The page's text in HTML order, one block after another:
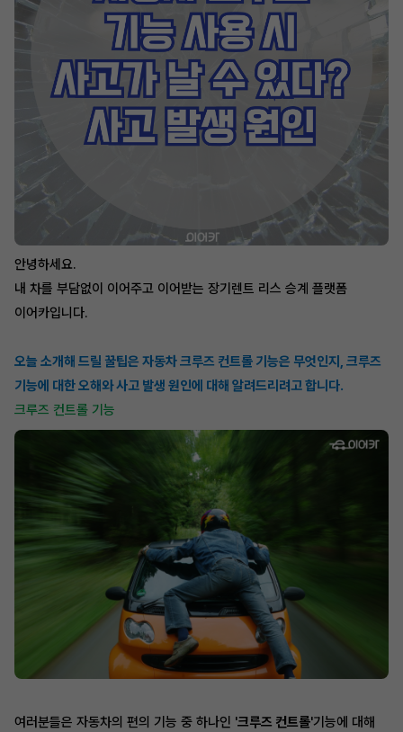
안녕하세요.
내 차를 부담없이 이어주고 이어받는 장기렌트 리스 승계 플랫폼
이어카입니다.
오늘 소개해 드릴 꿀팁은 자동차 크루즈 컨트롤 기능은 무엇인지, 크루즈
기능에 대한 오해와 사고 발생 원인에 대해 알려드리려고 합니다.
크루즈 컨트롤 기능
여러분들은 자동차의 편의 기능 중 하나인 '크루즈 컨트롤'기능에 대해